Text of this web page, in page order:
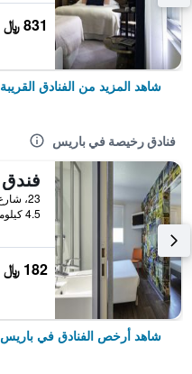
831 ﷼
شاهد المزيد من الفنادق القريبة
فنادق رخيصة في باريس
4.5 كيلومتر عن وسط المدينة
182 ﷼
شاهد أرخص الفنادق في باريس